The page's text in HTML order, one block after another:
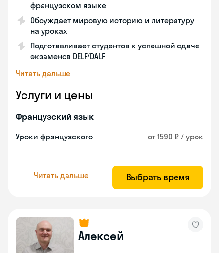
французском языке
Обсуждает мировую историю и литературу
на уроках
Подготавливает студентов к успешной сдаче
экзаменов DELF/DALF
Читать дальше
Услуги и цены
Французский язык
Уроки французского от 1590 ₽ / урок
Читать дальше Выбрать время
Алексей